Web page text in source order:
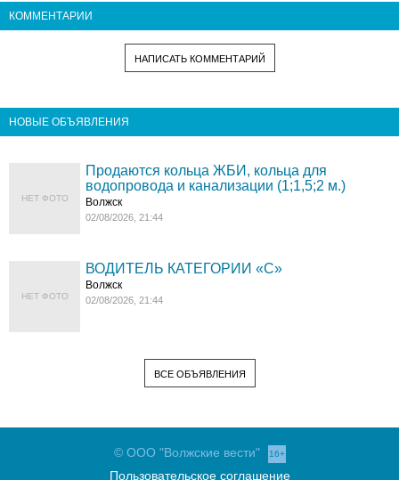
КОММЕНТАРИИ
НАПИСАТЬ КОММЕНТАРИЙ
НОВЫЕ ОБЪЯВЛЕНИЯ
НЕТ ФОТО
Продаются кольца ЖБИ, кольца для
водопровода и канализации (1;1,5;2 м.)
Волжск
02/08/2026, 21:44
НЕТ ФОТО
ВОДИТЕЛЬ КАТЕГОРИИ «C»
Волжск
02/08/2026, 21:44
ВСЕ ОБЪЯВЛЕНИЯ
© ООО "Волжские вести" 16+
Пользовательское соглашение